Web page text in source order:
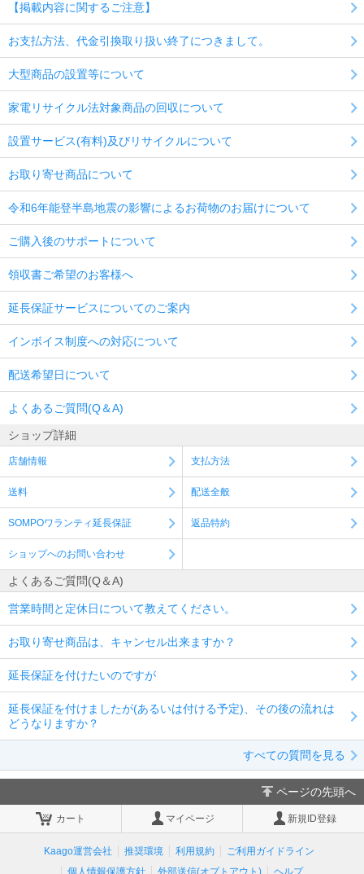
【掲載内容に関するご注意】
お支払方法、代金引換取り扱い終了につきまして。
大型商品の設置等について
家電リサイクル法対象商品の回収について
設置サービス(有料)及びリサイクルについて
お取り寄せ商品について
令和6年能登半島地震の影響によるお荷物のお届けについて
ご購入後のサポートについて
領収書ご希望のお客様へ
延長保証サービスについてのご案内
インボイス制度への対応について
配送希望日について
よくあるご質問(Q＆A)
ショップ詳細
店舗情報 支払方法
送料 配送全般
SOMPOワランティ延長保証 返品特約
ショップへのお問い合わせ
よくあるご質問(Q＆A)
営業時間と定休日について教えてください。
お取り寄せ商品は、キャンセル出来ますか？
延長保証を付けたいのですが
延長保証を付けましたが(あるいは付ける予定)、その後の流れは
どうなりますか？
すべての質問を見る
ページの先頭へ
カート マイページ 新規ID登録
Kaago運営会社 推奨環境 利用規約
ご利用ガイドライン
個人情報保護方針
外部送信(オプトアウト) ヘルプ